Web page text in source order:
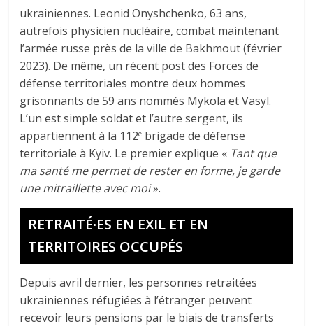
ukrainiennes. Leonid Onyshchenko, 63 ans,
autrefois physicien nucléaire, combat maintenant
l’armée russe près de la ville de Bakhmout (février
2023). De même, un récent post des Forces de
défense territoriales montre deux hommes
grisonnants de 59 ans nommés Mykola et Vasyl.
L’un est simple soldat et l’autre sergent, ils
appartiennent à la 112e brigade de défense
territoriale à Kyiv. Le premier explique « Tant que
ma santé me permet de rester en forme, je garde
une mitraillette avec moi».
RETRAITÉ∙ES EN EXIL ET EN
TERRITOIRES OCCUPÉS
Depuis avril dernier, les personnes retraitées
ukrainiennes réfugiées à l’étranger peuvent
recevoir leurs pensions par le biais de transferts